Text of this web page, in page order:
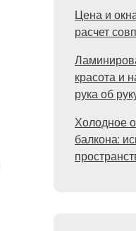
Цена и
расчет
красота и
рука об
Холодное
балкона: